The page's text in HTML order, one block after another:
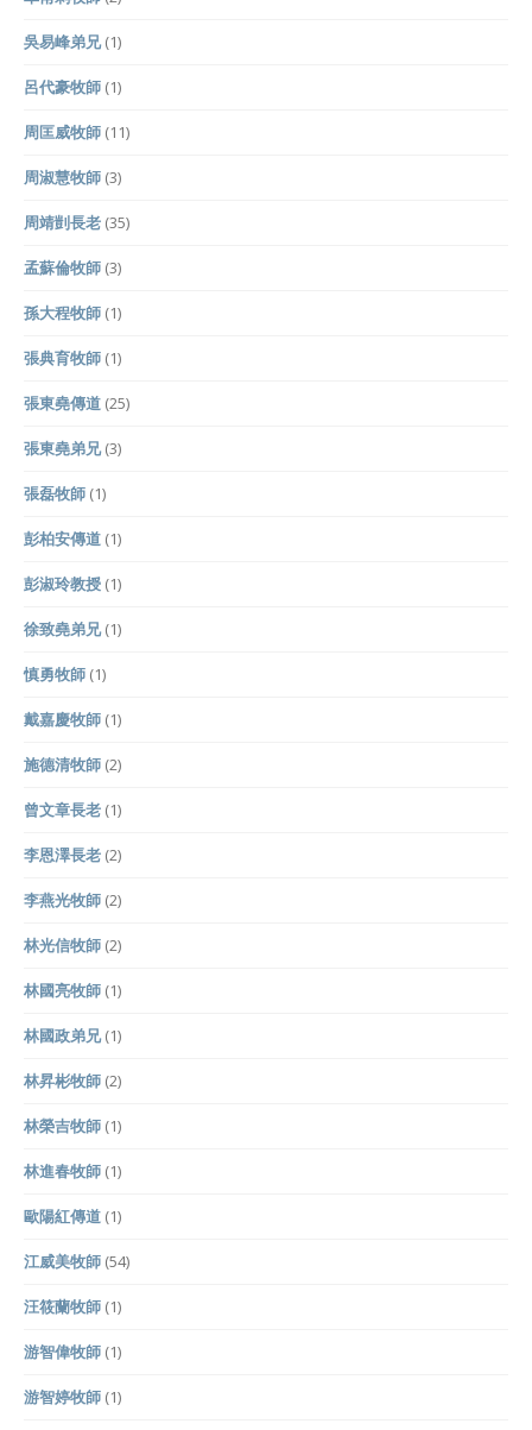
吳易峰弟兄(1)
呂代豪牧師 (1)
周匡威牧師 (11)
周淑慧牧師 (3)
周靖剴長老 (35)
孟蘇倫牧師 (3)
孫大程牧師 (1)
張典育牧師 (1)
張東堯傳道 (25)
張東堯弟兄(3)
張磊牧師 (1)
彭柏安傳道 (1)
彭淑玲教授 (1)
徐致堯弟兄(1)
慎勇牧師 (1)
戴嘉慶牧師 (1)
施德清牧師 (2)
曾文章長老 (1)
李恩澤長老 (2)
李燕光牧師 (2)
林光信牧師 (2)
林國亮牧師 (1)
林國政弟兄(1)
林昇彬牧師 (2)
林榮吉牧師 (1)
林進春牧師 (1)
歐陽紅傳道 (1)
江威美牧師 (54)
汪筱蘭牧師 (1)
游智偉牧師 (1)
游智婷牧師 (1)